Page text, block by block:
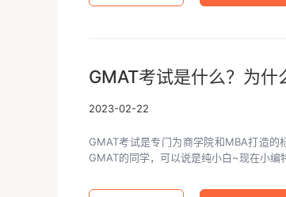
GMAT考试是什么？为什
2023-02-22
GMAT考试是专门为商学院和MBA打造
GMAT的同学，可以说是纯小白~现在小编